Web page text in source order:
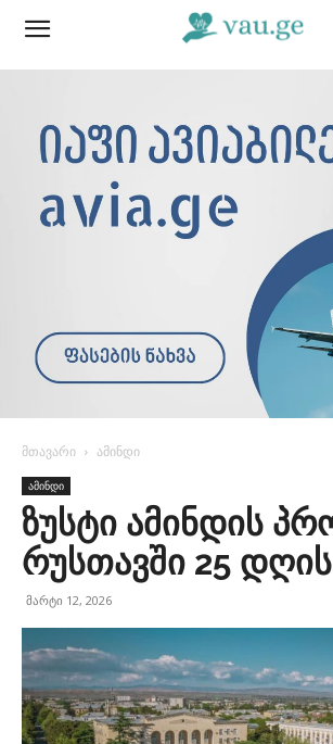
მთავარი ამინდი
ამინდი
ზუსტი ამინდის
რუსთავში 25 დღის
მარტი 12, 2026